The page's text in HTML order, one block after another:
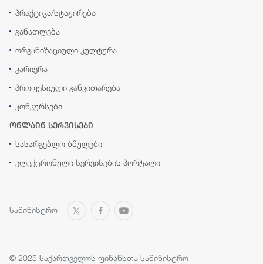
პრაქტიკა/სტაჟირება
განათლება
ორგანიზაციული კულტურა
კარიერა
პროფესიული განვითარება
კონკურსები
ონლაინ სერვისები
სასარგებლო ბმულები
ელექტრონული სერვისების პორტალი
სამინისტრო
© 2025 საქართველოს ფინანსთა სამინისტრო